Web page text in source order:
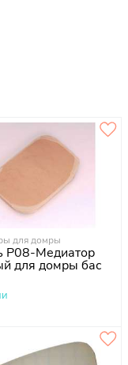
для домры
P08-Медиатор
для домры бас